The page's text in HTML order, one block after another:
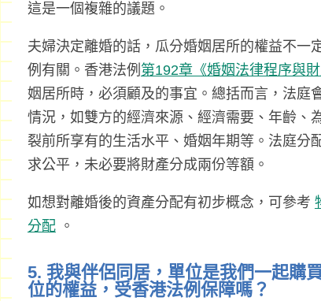
這是一個複雜的議題。
夫婦決定離婚的話，瓜分婚姻居所的權益不一
例有關。香港法例 第192章《婚姻法律程序與財
姻居所時，必須顧及的事宜。總括而言，法庭
情況，如雙方的經濟來源、經濟需要、年齡、
裂前所享有的生活水平、婚姻年期等。法庭分
求公平，未必要將財產分成兩份等額。
如想對離婚後的資產分配有初步概念，可參考
分配。
5. 我與伴侶同居，單位是我們一起購
位的權益，受香港法例保障嗎？